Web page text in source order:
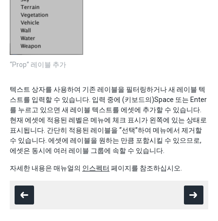
“Prop” 레이블 추가
텍스트 상자를 사용하여 기존 레이블을 필터링하거나 새 레이블 텍
스트를 입력할 수 있습니다. 입력 중에 (키보드의)Space 또는 Enter
를 누르고 있으면 새 레이블 텍스트를 에셋에 추가할 수 있습니다.
현재 에셋에 적용된 레벨은 메뉴에 체크 표시가 왼쪽에 있는 상태로
표시됩니다. 간단히 적용된 레이블을 “선택”하여 메뉴에서 제거할
수 있습니다. 에셋에 레이블을 원하는 만큼 포함시킬 수 있으므로,
에셋은 동시에 여러 레이블 그룹에 속할 수 있습니다.
자세한 내용은 매뉴얼의 인스펙터 페이지를 참조하십시오.